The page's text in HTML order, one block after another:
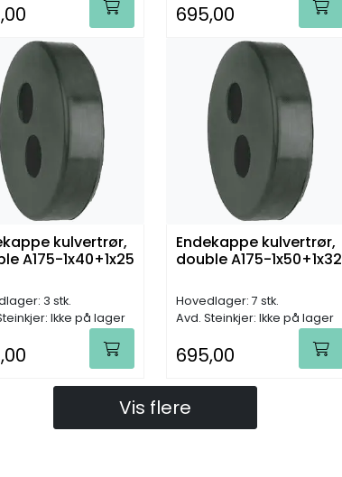
695,00
kulvertrør,
A175-1x40+1x25
3 stk.
Ikke på lager
Endekappe kulvertrør,
double A175-1x50+1x32
Hovedlager: 7 stk.
Avd. Steinkjer: Ikke på lager
695,00
Vis flere